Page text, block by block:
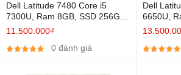
Dell Latitude 7480 Core i5
7300U, Ram 8GB, SSD 256GB,
14 Inch Full HD, HD Graphics
11.500.000₫
0 đánh giá
Dell
6650U,
14 Inch